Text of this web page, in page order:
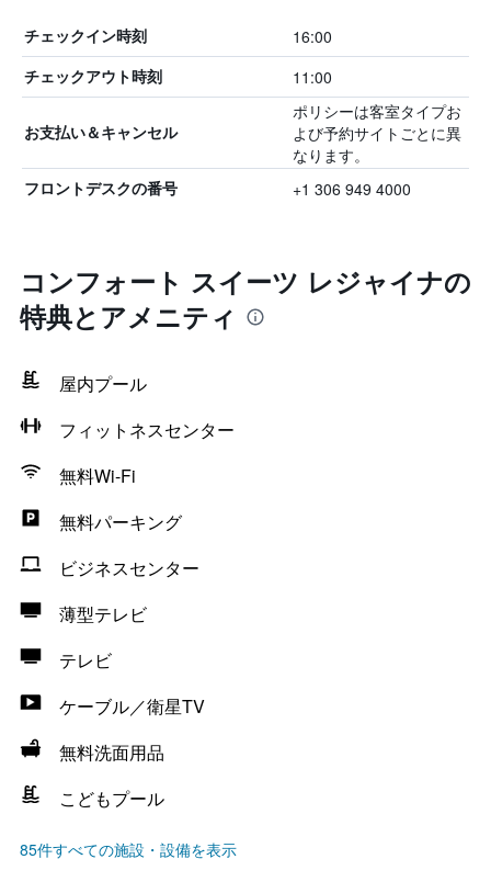
チェックイン時刻 16:00
チェックアウト時刻 11:00
お支払い＆キャンセル
ポリシーは客室タイプお
よび予約サイトごとに異
なります。
フロントデスクの番号 +1 306 949 4000
コンフォート スイーツ レジャイナの
特典とアメニティ
屋内プール
フィットネスセンター
無料Wi-Fi
無料パーキング
ビジネスセンター
薄型テレビ
テレビ
ケーブル／衛星TV
無料洗面用品
こどもプール
85件すべての施設・設備を表示